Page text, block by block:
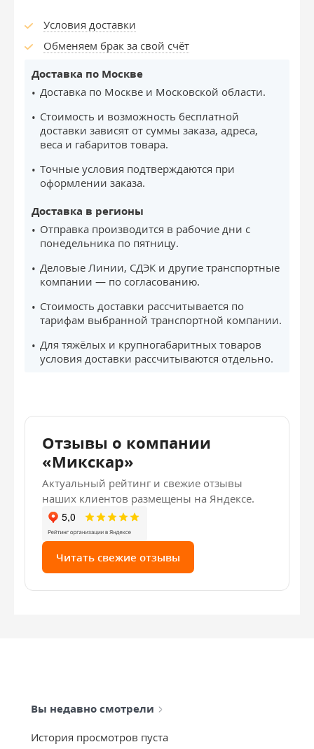
Условия доставки
Обменяем брак за свой счёт
Доставка по Москве
Доставка по Москве и Московской области.
Стоимость и возможность бесплатной
доставки зависят от суммы заказа, адреса,
веса и габаритов товара.
Точные условия подтверждаются при
оформлении заказа.
Доставка в регионы
Отправка производится в рабочие дни с
понедельника по пятницу.
Деловые Линии, СДЭК и другие транспортные
компании — по согласованию.
Стоимость доставки рассчитывается по
тарифам выбранной транспортной компании.
Для тяжёлых и крупногабаритных товаров
условия доставки рассчитываются отдельно.
Отзывы о компании
«Микскар»
Актуальный рейтинг и свежие отзывы
наших клиентов размещены на Яндексе.
Читать свежие отзывы
Вы недавно смотрели
История просмотров пуста